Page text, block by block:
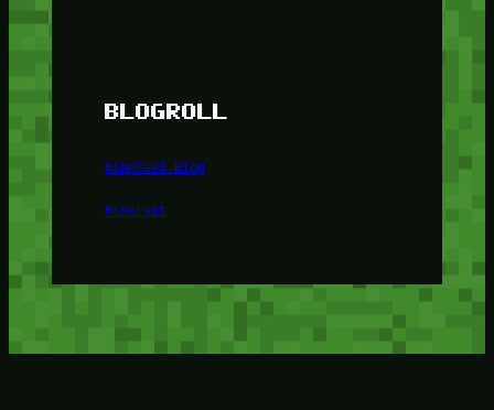
BLOGROLL
Minetest Blog
Minetest